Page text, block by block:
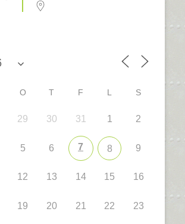
O T F L S
29 30 31 1 2
5 6 7 8 9
12 13 14 15 16
19 20 21 22 23